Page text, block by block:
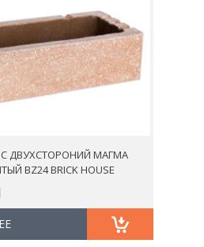
ДВУХСТОРОНИЙ МАГМА
BZ24 BRICK HOUSE